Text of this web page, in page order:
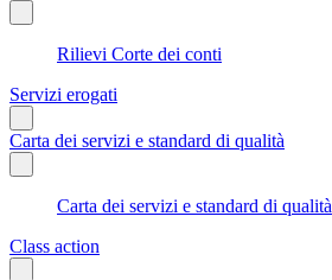
Rilievi Corte dei conti
Servizi erogati
Carta dei servizi e standard di qualità
Carta dei servizi e standard di qualità
Class action